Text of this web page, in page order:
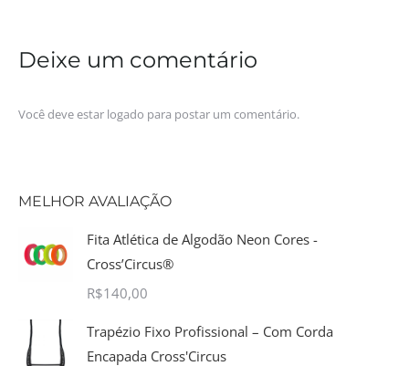
Deixe um comentário
Você deve estar logado para postar um comentário.
MELHOR AVALIAÇÃO
Fita Atlética de Algodão Neon Cores -
Cross’Circus®
R$140,00
Trapézio Fixo Profissional – Com Corda
Encapada Cross'Circus